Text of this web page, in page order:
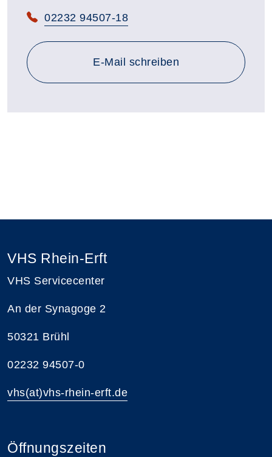
Telefon:
02232 94507-18
E-Mail schreiben
VHS Rhein-Erft
VHS Servicecenter
An der Synagoge 2
50321 Brühl
02232 94507-0
vhs(at)vhs-rhein-erft.de
Öffnungszeiten